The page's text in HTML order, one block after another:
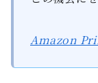
Amazon